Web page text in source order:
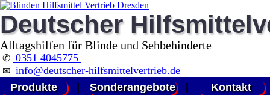
Deutscher
Alltagshilfen für Blinde und Sehbehinderte
✆ 0351 4045775
✉ info@deutscher-hilfsmittelvertrieb.de
Produkte
Sonderangebote Kontakt